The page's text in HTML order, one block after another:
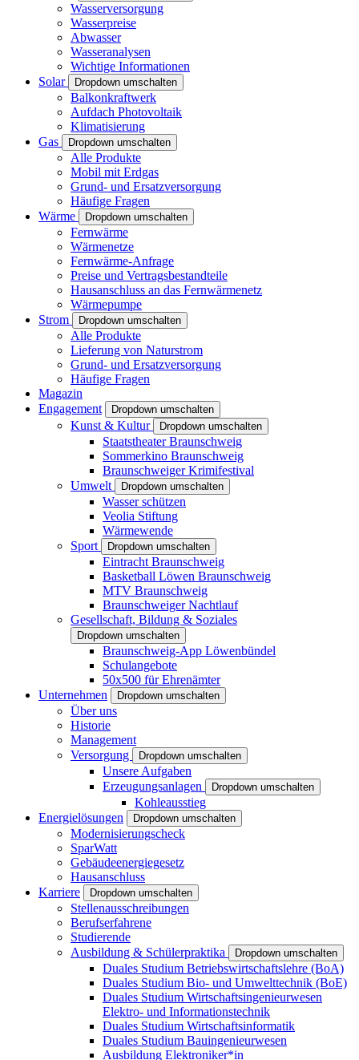
Wasserversorgung
Wasserpreise
Abwasser
Wasseranalysen
Wichtige Informationen
Solar
Dropdown umschalten
Balkonkraftwerk
Aufdach Photovoltaik
Klimatisierung
Gas
Dropdown umschalten
Alle Produkte
Mobil mit Erdgas
Grund- und Ersatzversorgung
Häufige Fragen
Wärme
Dropdown umschalten
Fernwärme
Wärmenetze
Fernwärme-Anfrage
Preise und Vertragsbestandteile
Hausanschluss an das Fernwärmenetz
Wärmepumpe
Strom
Dropdown umschalten
Alle Produkte
Lieferung von Naturstrom
Grund- und Ersatzversorgung
Häufige Fragen
Magazin
Engagement
Dropdown umschalten
Kunst & Kultur Dropdown umschalten
Staatstheater Braunschweig
Sommerkino Braunschweig
Braunschweiger Krimifestival
Umwelt
Dropdown umschalten
Wasser schützen
Veolia Stiftung
Wärmewende
Sport
Dropdown umschalten
Eintracht Braunschweig
Basketball Löwen Braunschweig
MTV Braunschweig
Braunschweiger Nachtlauf
Gesellschaft, Bildung & Soziales
Dropdown umschalten
Braunschweig-App Löwenbündel
Schulangebote
50x500 für Ehrenämter
Unternehmen
Dropdown umschalten
Über uns
Historie
Management
Versorgung
Dropdown umschalten
Unsere Aufgaben
Erzeugungsanlagen
Dropdown umschalten
Kohleausstieg
Energielösungen
Dropdown umschalten
Modernisierungscheck
SparWatt
Gebäudeenergiegesetz
Hausanschluss
Karriere
Dropdown umschalten
Stellenausschreibungen
Berufserfahrene
Studierende
Ausbildung & Schülerpraktika
Dropdown umschalten
Duales Studium Betriebswirtschaftslehre (BoA)
Duales Studium Bio- und Umwelttechnik (BoE)
Duales Studium Wirtschaftsingenieurwesen
Elektro- und Informationstechnik
Duales Studium Wirtschaftsinformatik
Duales Studium Bauingenieurwesen
Ausbildung Elektroniker*in